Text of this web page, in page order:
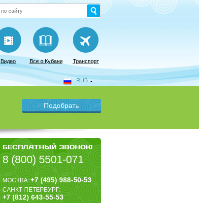
Видео Все о Кубани Транспорт
RUB
БЕСПЛАТНЫЙ ЗВОНОК!
8 (800) 5501-071
МОСКВА:+7 (495) 988-50-53
САНКТ-ПЕТЕРБУРГ:
+7 (812) 643-55-53